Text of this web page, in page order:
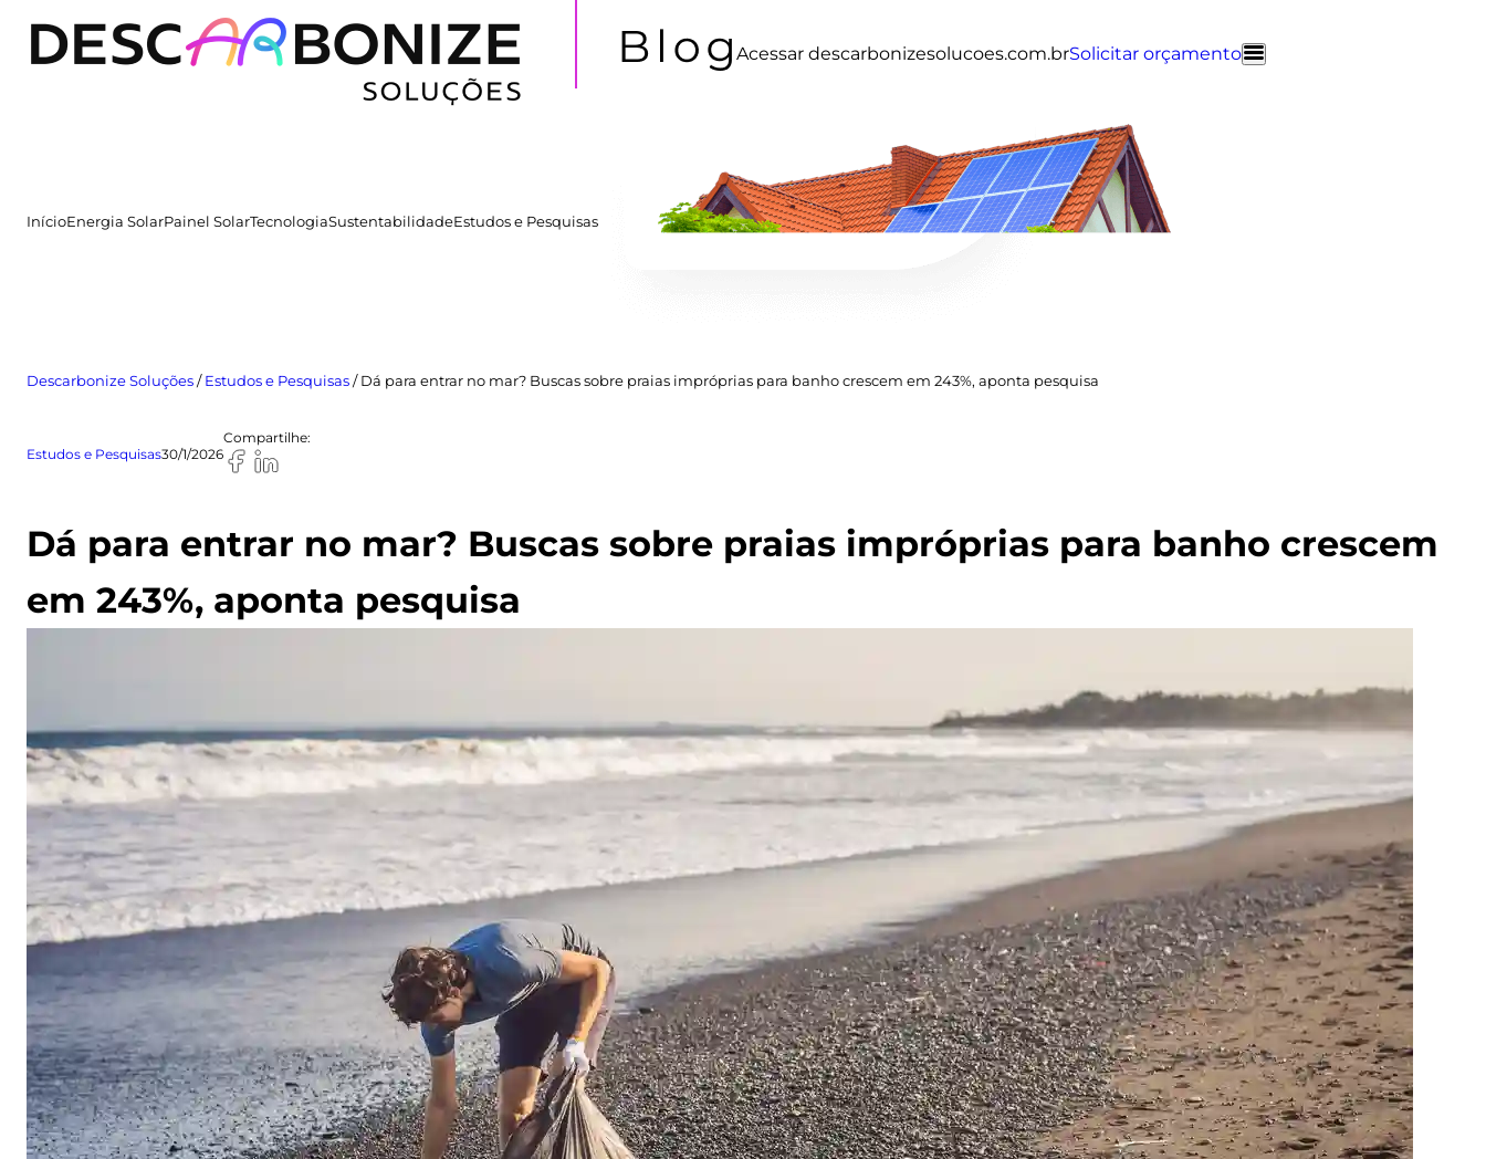
Acessar descarbonizesolucoes.com.brSolicitar orçamento
InícioEnergia SolarPainel SolarTecnologiaSustentabilidadeEstudos e Pesquisas
Descarbonize Soluções/Estudos e Pesquisas/Dá para entrar no mar? Buscas sobre praias impróprias para banho crescem em 243%, aponta pesquisa
Estudos e Pesquisas30/1/2026
Compartilhe:
Dá para entrar no mar? Buscas sobre praias impróprias para banho crescem
em 243%, aponta pesquisa